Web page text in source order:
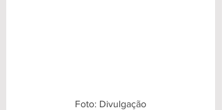
Foto: Divulgação